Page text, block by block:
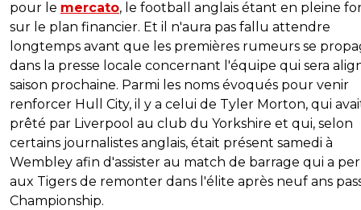
pour le mercato, le football anglais étant en pleine
sur le plan financier. Et il n'aura pas fallu attendre
longtemps avant que les premières rumeurs se
dans la presse locale concernant l'équipe qui sera
saison prochaine. Parmi les noms évoqués pour venir
renforcer Hull City, il y a celui de Tyler Morton, qui
prêté par Liverpool au club du Yorkshire et qui, selon
certains journalistes anglais, était présent samedi à
Wembley afin d'assister au match de barrage qui a
aux Tigers de remonter dans l'élite après neuf ans
Championship.